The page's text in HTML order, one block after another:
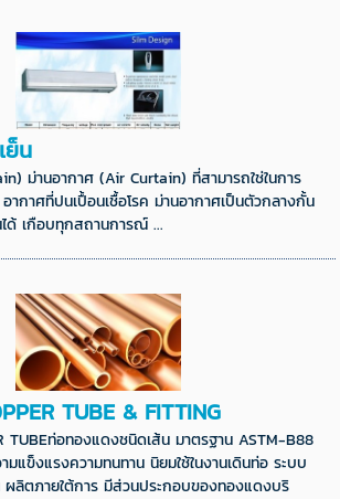
ย็น
ม่านอากาศ (Air Curtain) ที่สามารถใช่ในการ
กาศที่ปนเปื้อนเชื้อโรค ม่านอากาศเป็นตัวกลางกั้น
ด้ เกือบทุกสถานการณ์ ...
TUBE & FITTING
TUBEท่อทองแดงชนิดเส้น มาตรฐาน ASTM-B88
มแข็งแรงความทนทาน นิยมใช้ในงานเดินท่อ ระบบ
ผลิตภายใต้การ มีส่วนประกอบของทองแดงบริ